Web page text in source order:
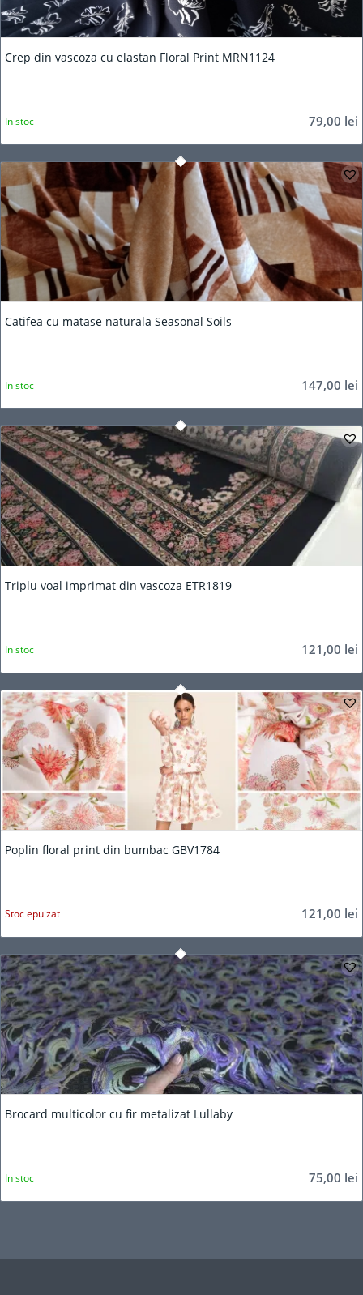
5.00
Crep din vascoza cu elastan Floral Print MRN1124
79,00 lei
In stoc
Catifea cu matase naturala Seasonal Soils
147,00 lei
In stoc
Triplu voal imprimat din vascoza ETR1819
121,00 lei
In stoc
Poplin floral print din bumbac GBV1784
121,00 lei
Stoc epuizat
Brocard multicolor cu fir metalizat Lullaby
75,00 lei
In stoc